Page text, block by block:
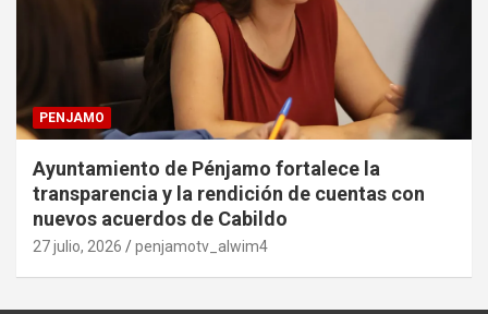
PENJAMO
Ayuntamiento de Pénjamo fortalece la
transparencia y la rendición de cuentas con
nuevos acuerdos de Cabildo
27 julio, 2026 penjamotv_alwim4